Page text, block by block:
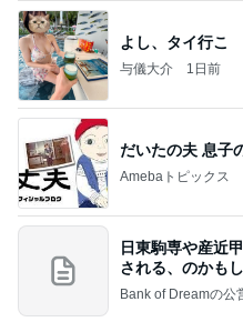
よし、タイ行こ
与儀大介 1日前
だいたの夫 息子
Amebaトピックス
日東駒専や産近
される、のかもし
Bank of Dreamの公